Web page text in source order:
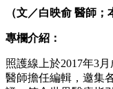
（文／白映俞 醫師；
專欄介紹：
照護線上於2017年3
醫師擔任編輯，邀集